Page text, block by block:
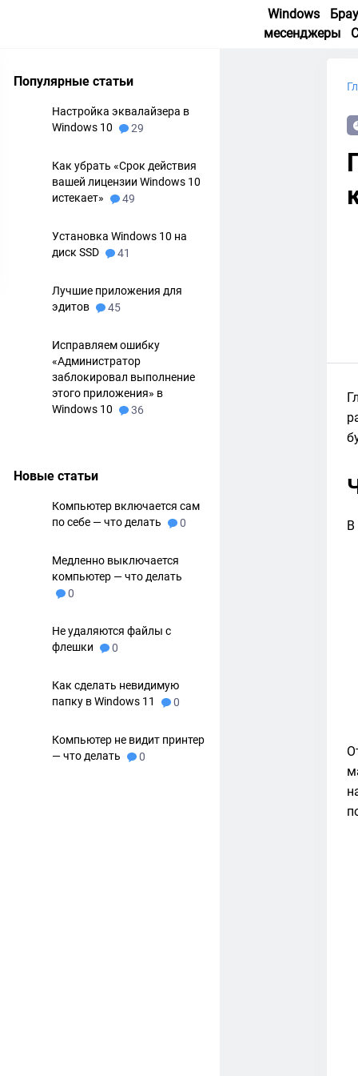
Windows
месенджеры
Популярные статьи
Настройка эквалайзера в
Windows 10
29
Как убрать «Срок действия
вашей лицензии Windows 10
истекает»
49
Установка Windows 10 на
диск SSD
41
Лучшие приложения для
эдитов
45
Исправляем ошибку
«Администратор
заблокировал выполнение
этого приложения» в
Windows 10
36
Новые статьи
Компьютер включается сам
по себе — что делать
0
Медленно выключается
компьютер — что делать
0
Не удаляются файлы с
флешки
0
Как сделать невидимую
папку в Windows 11
0
Компьютер не видит принтер
— что делать
0
В